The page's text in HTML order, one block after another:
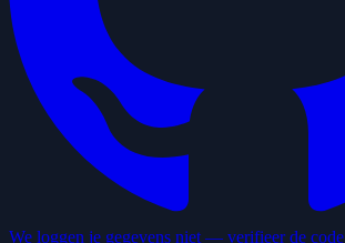
We loggen je gegevens niet — verifieer de code